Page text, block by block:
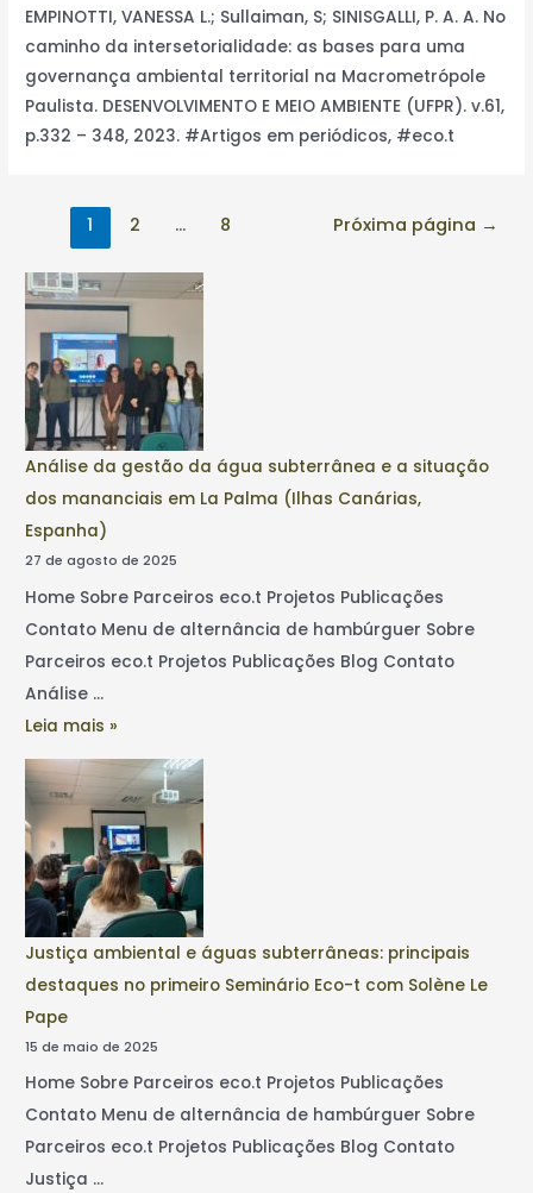
EMPINOTTI, VANESSA L.; Sullaiman, S; SINISGALLI, P. A. A. No
caminho da intersetorialidade: as bases para uma
governança ambiental territorial na Macrometrópole
Paulista. DESENVOLVIMENTO E MEIO AMBIENTE (UFPR). v.61,
p.332 – 348, 2023. #Artigos em periódicos, #eco.t
1 2 … 8 Próxima página →
Análise da gestão da água subterrânea e a situação
dos mananciais em La Palma (Ilhas Canárias,
Espanha)
27 de agosto de 2025
Home Sobre Parceiros eco.t Projetos Publicações
Contato Menu de alternância de hambúrguer Sobre
Parceiros eco.t Projetos Publicações Blog Contato
Análise …
Leia mais »
Justiça ambiental e águas subterrâneas: principais
destaques no primeiro Seminário Eco-t com Solène Le
Pape
15 de maio de 2025
Home Sobre Parceiros eco.t Projetos Publicações
Contato Menu de alternância de hambúrguer Sobre
Parceiros eco.t Projetos Publicações Blog Contato
Justiça …